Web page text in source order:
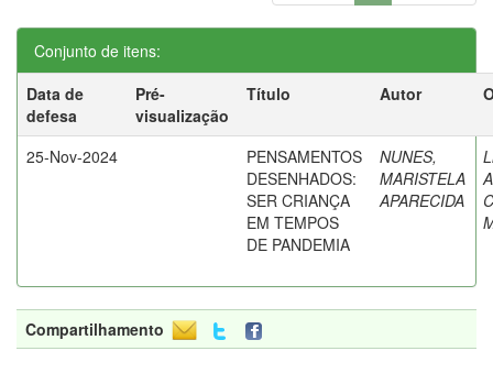
Conjunto de itens:
Data de
defesa
Pré-
visualização
Título Autor
25-Nov-2024
PENSAMENTOS
DESENHADOS:
SER CRIANÇA
EM TEMPOS
DE PANDEMIA
NUNES,
MARISTELA
APARECIDA
Compartilhamento